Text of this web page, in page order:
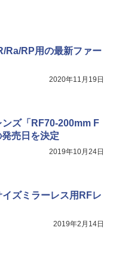
Ra/RP用の最新ファー
2020年11月19日
ズ「RF70-200mm F
売日を決定
2019年10月24日
ズミラーレス用RFレ
2019年2月14日